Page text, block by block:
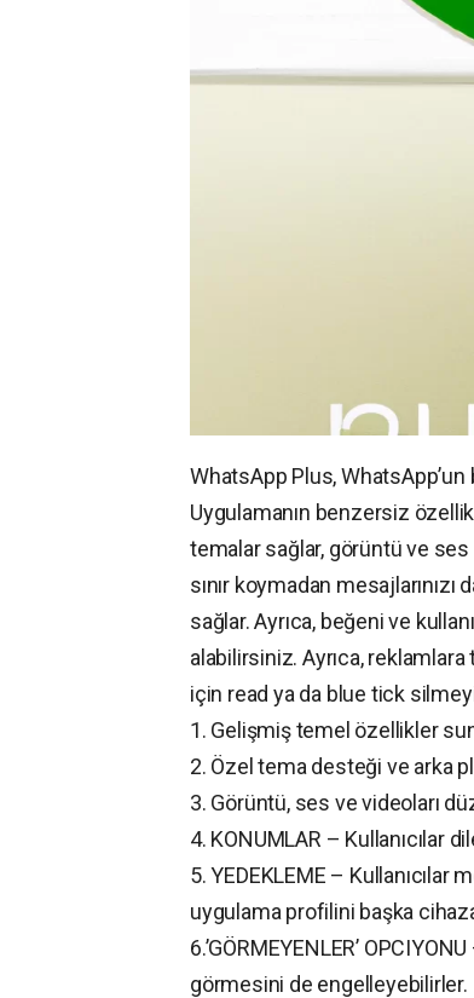
WhatsApp Plus,
Uygulamanın benzersiz
temalar sağlar, görüntü ve ses
sınır koymadan
sağlar. Ayrıca, beğeni ve
alabilirsiniz. Ayrıca,
için read ya da blue tick
1. Gelişmiş temel özellikler
2. Özel tema desteği ve arka
3. Görüntü, ses ve videoları
4. KONUMLAR – Kullanıcılar
5. YEDEKLEME –
uygulama profilini başka
6.’GÖRMEYENLER’
görmesini de engelleyebilirler.